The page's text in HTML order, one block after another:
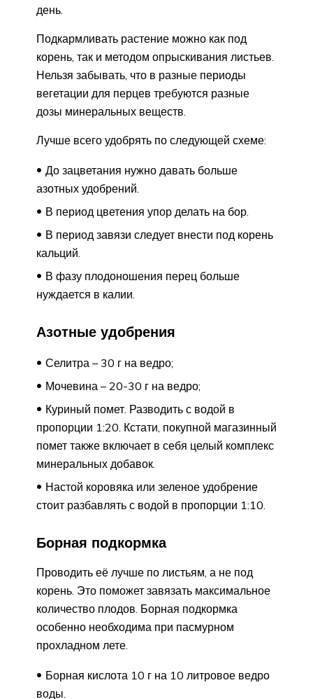
день.
Подкармливать растение можно как под
корень, так и методом опрыскивания листьев.
Нельзя забывать, что в разные периоды
вегетации для перцев требуются разные
дозы минеральных веществ.
Лучше всего удобрять по следующей схеме:
До зацветания нужно давать больше
азотных удобрений.
В период цветения упор делать на бор.
В период завязи следует внести под корень
кальций.
В фазу плодоношения перец больше
нуждается в калии.
Азотные удобрения
Селитра – 30 г на ведро;
Мочевина – 20-30 г на ведро;
Куриный помет. Разводить с водой в
пропорции 1:20. Кстати, покупной магазинный
помет также включает в себя целый комплекс
минеральных добавок.
Настой коровяка или зеленое удобрение
стоит разбавлять с водой в пропорции 1:10.
Борная подкормка
Проводить её лучше по листьям, а не под
корень. Это поможет завязать максимальное
количество плодов. Борная подкормка
особенно необходима при пасмурном
прохладном лете.
Борная кислота 10 г на 10 литровое ведро
воды.